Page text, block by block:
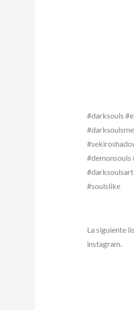
#darksouls
#demonsouls
#soulslike
La siguiente
instagram.